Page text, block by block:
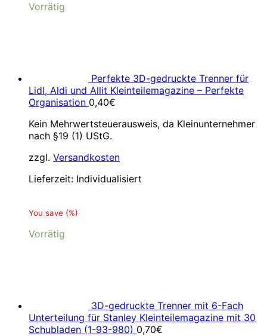
Vorrätig
Perfekte 3D-gedruckte Trenner für
Lidl, Aldi und Allit Kleinteilemagazine – Perfekte
Organisation 0,40€
Kein Mehrwertsteuerausweis, da Kleinunternehmer
nach §19 (1) UStG.
zzgl. Versandkosten
Lieferzeit: Individualisiert
You save (%)
Vorrätig
3D-gedruckte Trenner mit 6-Fach
Unterteilung für Stanley Kleinteilemagazine mit 30
Schubladen (1-93-980) 0,70€